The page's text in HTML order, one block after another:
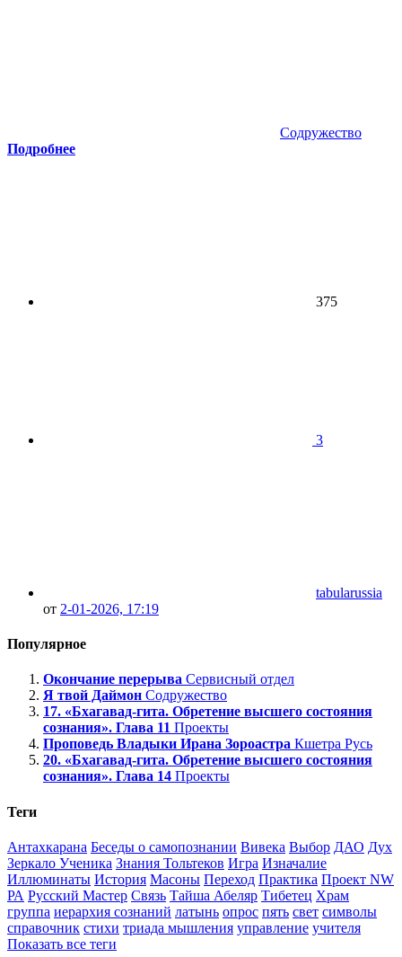
Содружество
Подробнее
375
3
tabularussia
от 2-01-2026, 17:19
Популярное
Окончание перерыва Сервисный отдел
Я твой Даймон Содружество
17. «Бхагавад-гита. Обретение высшего состояния
сознания». Глава 11 Проекты
Проповедь Владыки Ирана Зороастра Кшетра Русь
20. «Бхагавад-гита. Обретение высшего состояния
сознания». Глава 14 Проекты
Теги
Антахкарана Беседы о самопознании Вивека Выбор ДАО Дух
Зеркало Ученика Знания Тольтеков Игра Изначалие
Иллюминаты История Масоны Переход Практика Проект NW
РА Русский Мастер Связь Тайша Абеляр Тибетец Храм
группа иерархия сознаний латынь опрос пять свет символы
справочник стихи триада мышления управление учителя
Показать все теги